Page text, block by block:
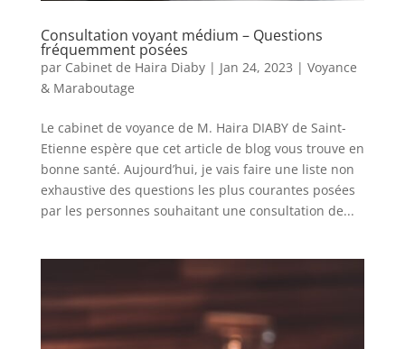
Consultation voyant médium – Questions
fréquemment posées
par Cabinet de Haira Diaby| Jan 24, 2023 | Voyance
& Maraboutage
Le cabinet de voyance de M. Haira DIABY de Saint-
Etienne espère que cet article de blog vous trouve en
bonne santé. Aujourd’hui, je vais faire une liste non
exhaustive des questions les plus courantes posées
par les personnes souhaitant une consultation de...